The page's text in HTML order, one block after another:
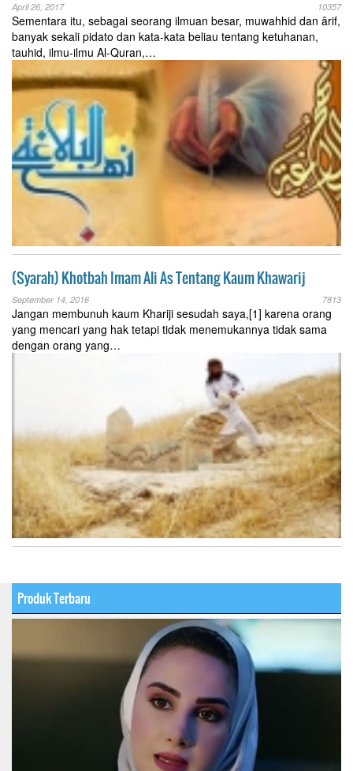
April 26, 2017 10357
Sementara itu, sebagai seorang ilmuan besar, muwahhid dan ârif,
banyak sekali pidato dan kata-kata beliau tentang ketuhanan,
tauhid, ilmu-ilmu Al-Quran,…
(Syarah) Khotbah Imam Ali As Tentang Kaum Khawarij
September 14, 2016 7813
Jangan membunuh kaum Khariji sesudah saya,[1] karena orang
yang mencari yang hak tetapi tidak menemukannya tidak sama
dengan orang yang…
Produk Terbaru